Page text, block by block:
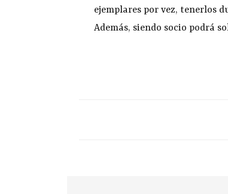
ejemplares por vez, tenerlos
Además, siendo socio podrá